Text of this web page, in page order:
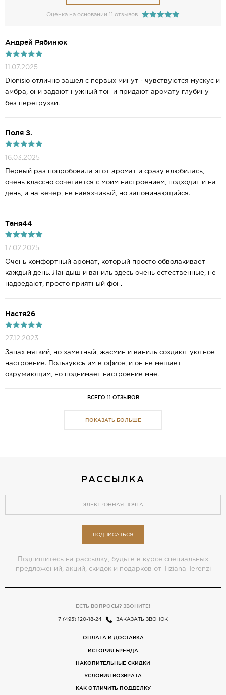
Оценка на основании 11 отзывов
Андрей Рябинюк
11.07.2025
Dionisio отлично зашел с первых минут - чувствуются мускус и
амбра, они задают нужный тон и придают аромату глубину
без перегрузки.
Поля З.
16.03.2025
Первый раз попробовала этот аромат и сразу влюбилась,
очень классно сочетается с моим настроением, подходит и на
день, и на вечер, не навязчивый, но запоминающийся.
Таня44
17.02.2025
Очень комфортный аромат, который просто обволакивает
каждый день. Ландыш и ваниль здесь очень естественные, не
надоедают, просто приятный фон.
Настя26
27.12.2023
Запах мягкий, но заметный, жасмин и ваниль создают уютное
настроение. Пользуюсь им в офисе, и он не мешает
окружающим, но поднимает настроение мне.
ВСЕГО 11 ОТЗЫВОВ
ПОКАЗАТЬ БОЛЬШЕ
РАССЫЛКА
ПОДПИСАТЬСЯ
Подпишитесь на рассылку, будьте в курсе специальных
предложений, акций, скидок и подарков от Tiziana Terenzi
ЕСТЬ ВОПРОСЫ? ЗВОНИТЕ!
7 (495) 120-18-24 ЗАКАЗАТЬ ЗВОНОК
ОПЛАТА И ДОСТАВКА
ИСТОРИЯ БРЕНДА
НАКОПИТЕЛЬНЫЕ СКИДКИ
УСЛОВИЯ ВОЗВРАТА
КАК ОТЛИЧИТЬ ПОДДЕЛКУ